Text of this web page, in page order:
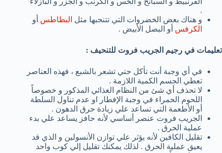
.
و هناك بعض الخضروات التي تتنجبها مثل البطاطس أو
الكرفس أو البصل الأبيض .
تعليمات في رجيم الجريب فروت للتنحيف :
في أي وجبة أنت تأكل حتي تشعر بالشبع ، فهذه العناصر
تعطي الجسم الكمية اللازمة .
لا تحذف أي شئ من النظام الغذائي المذكور و خصوصاً
اللحوم الحمراء في وجبة الإفطار او عدم تناول السلطة
أو الأطعمة التي تساعد علي زيادة حرق الدهون .
الجريب فروت عنصر أساسي لأنه حافز يساعد علي بدء
عملية الحرق .
تقليل الكافين لأنه يؤثر علي توازن الأنسولين و الذي قد
يعيق عملية الحرق . لذلك يمكنك تقليل إلي كوب واحد